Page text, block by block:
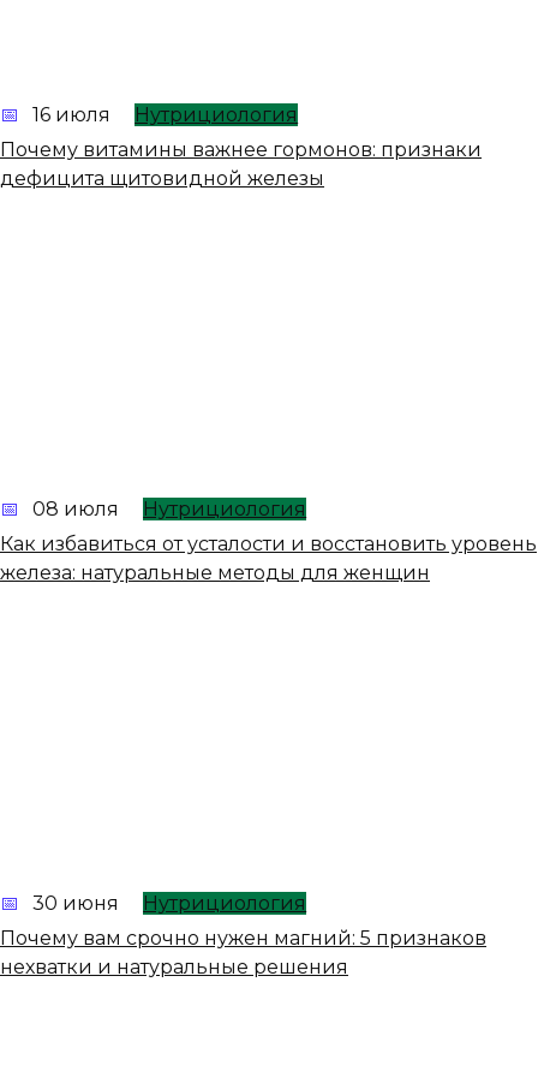
16 июля
Нутрициология
Почему витамины важнее гормонов: признаки
дефицита щитовидной железы
08 июля
Нутрициология
Как избавиться от усталости и восстановить уровень
железа: натуральные методы для женщин
30 июня
Нутрициология
Почему вам срочно нужен магний: 5 признаков
нехватки и натуральные решения